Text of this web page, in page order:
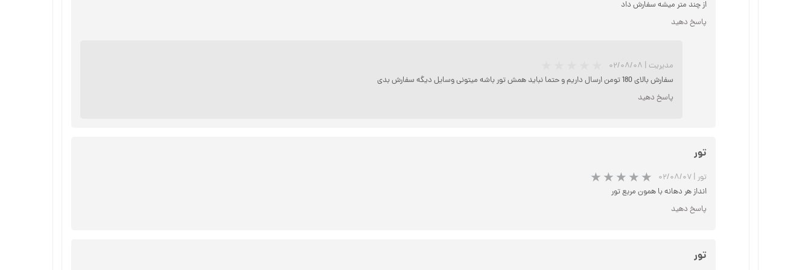
از چند متر میشه سفارش داد
پاسخ دهید
مدیریت | ۰۲/۰۸/۰۸
سفارش بالای 180 تومن ارسال داریم و حتما نباید همش تور باشه میتونی وسایل دیگه سفارش بدی
پاسخ دهید
تور
تور | ۰۲/۰۸/۰۷
انداز هر دهانه با همون مربع تور
پاسخ دهید
تور